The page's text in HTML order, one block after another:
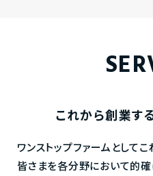
これから創業す
ワンストップファームとして
皆さまを各分野において的確